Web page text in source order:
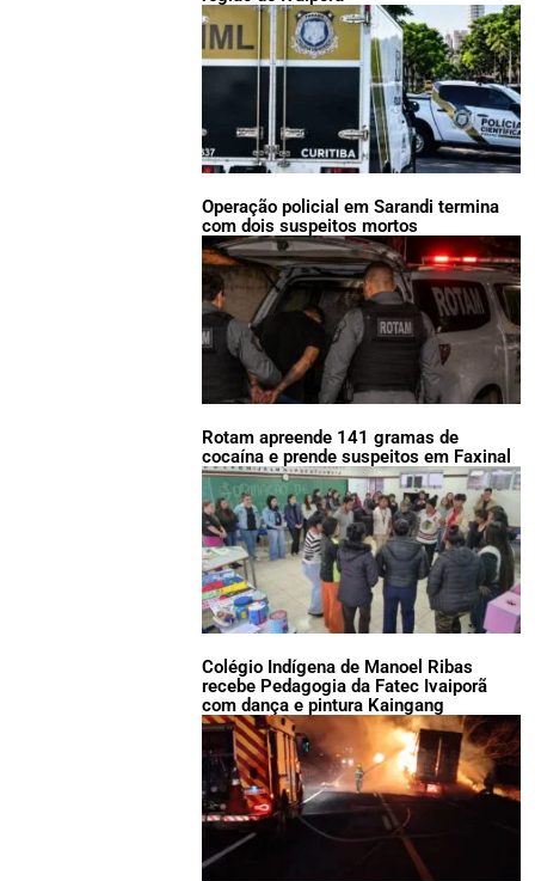
Operação policial em Sarandi termina
com dois suspeitos mortos
Rotam apreende 141 gramas de
cocaína e prende suspeitos em Faxinal
Colégio Indígena de Manoel Ribas
recebe Pedagogia da Fatec Ivaiporã
com dança e pintura Kaingang